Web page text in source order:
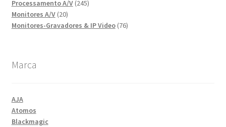
Processamento A/V 245245
Monitores A/V 2020
produtos
Monitores-Gravadores & IP Video 7676
Marca
AJA
Atomos
Blackmagic